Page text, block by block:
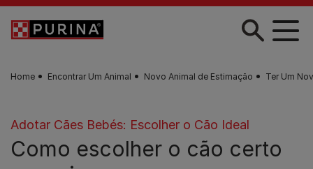
Skip to main content
Home Encontrar Um Animal Novo Animal de Estimação Ter Um
Adotar Cães Bebés: Escolher o Cão Ideal
Como escolher o cão certo